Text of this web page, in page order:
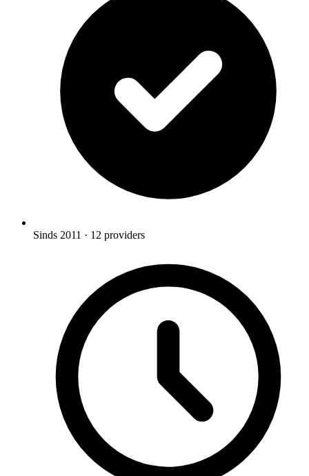
Sinds 2011 · 12 providers